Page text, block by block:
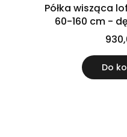
Półka wisząca
60-160 cm -
Do